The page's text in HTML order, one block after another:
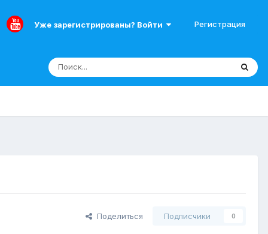
Уже зарегистрированы? Войти Регистрация
Поделиться Подписчики 0